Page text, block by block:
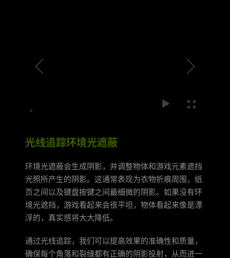
光线追踪环境光遮蔽
环境光遮蔽会生成阴影，并调整物体和游戏元素遮挡
光照所产生的阴影。这通常表现为衣物折痕周围，纸
页之间以及键盘按键之间最细微的阴影。如果没有环
境光遮挡，游戏看起来会很平坦，物体看起来像是漂
浮的，真实感将大大降低。
通过光线追踪，我们可以提高效果的准确性和质量，
确保每个角落和裂缝都有正确的阴影投射，从而进一